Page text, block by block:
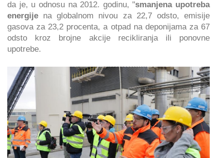
da je, u odnosu na 2012. godinu, "smanjena upotreba
energije na globalnom nivou za 22,7 odsto, emisije
gasova za 23,2 procenta, a otpad na deponijama za 67
odsto kroz brojne akcije recikliranja ili ponovne
upotrebe.